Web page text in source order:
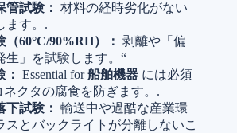
管試験： 材料の経時劣化がない
ます。.
60°C/90%RH）： 剥離や「偏
生」を試験します。“
： Essential for船舶機器 には必須
ネクタの腐食を防ぎます。.
下試験： 輸送中や過酷な産業環
スとバックライトが分離しないこ